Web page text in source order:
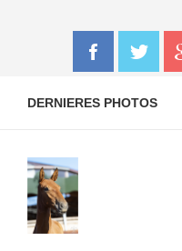
DERNIERES PHOTOS